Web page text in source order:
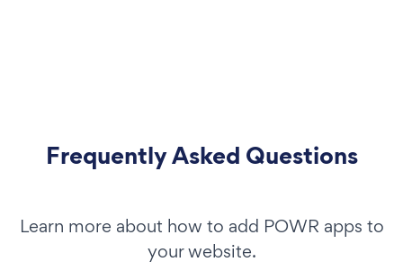
Frequently Asked Questions
Learn more about how to add POWR apps to
your website.